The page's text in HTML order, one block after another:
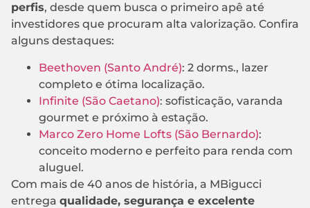
perfis, desde quem busca o primeiro apê até
investidores que procuram alta valorização. Confira
alguns destaques:
Beethoven (Santo André): 2 dorms., lazer
completo e ótima localização.
Infinite (São Caetano): sofisticação, varanda
gourmet e próximo à estação.
Marco Zero Home Lofts (São Bernardo):
conceito moderno e perfeito para renda com
aluguel.
Com mais de 40 anos de história, a MBigucci
entrega qualidade, segurança e excelente